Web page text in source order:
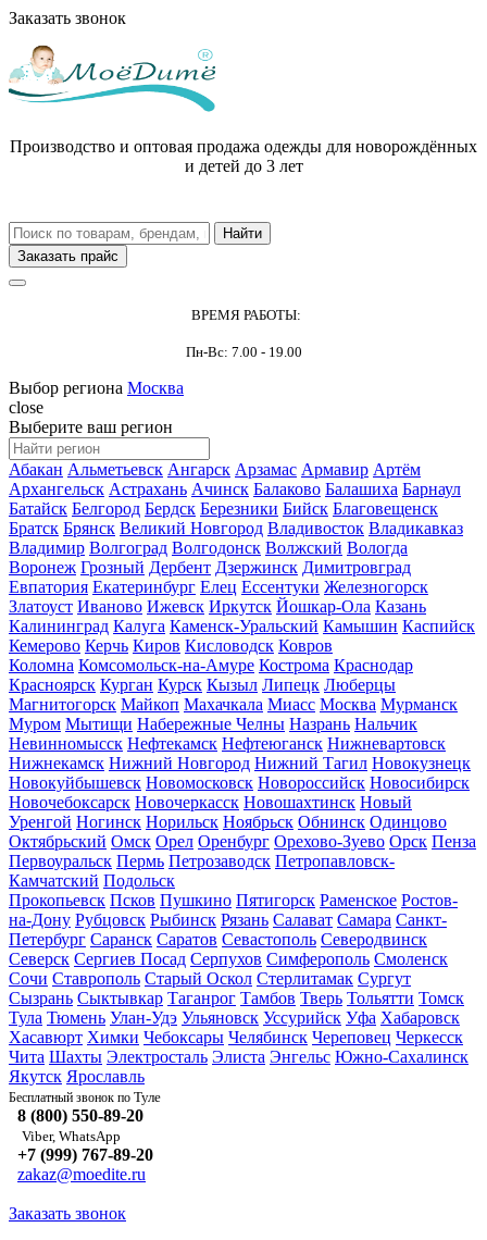
Заказать звонок
Производство и оптовая продажа одежды для новорождённых
и детей до 3 лет
Заказать прайс
ВРЕМЯ РАБОТЫ:
Пн-Вс: 7.00 - 19.00
Выбор региона Москва
close
Выберите ваш регион
Абакан Альметьевск Ангарск Арзамас Армавир Артём
Архангельск Астрахань Ачинск Балаково Балашиха Барнаул
Батайск Белгород Бердск Березники Бийск Благовещенск
Братск Брянск Великий Новгород Владивосток Владикавказ
Владимир Волгоград Волгодонск Волжский Вологда
Воронеж Грозный Дербент Дзержинск Димитровград
Евпатория Екатеринбург Елец Ессентуки Железногорск
Златоуст Иваново Ижевск Иркутск Йошкар-Ола Казань
Калининград Калуга Каменск-Уральский Камышин Каспийск
Кемерово Керчь Киров Кисловодск Ковров
Коломна Комсомольск-на-Амуре Кострома Краснодар
Красноярск Курган Курск Кызыл Липецк Люберцы
Магнитогорск Майкоп Махачкала Миасс Москва Мурманск
Муром Мытищи Набережные Челны Назрань Нальчик
Невинномысск Нефтекамск Нефтеюганск Нижневартовск
Нижнекамск Нижний Новгород Нижний Тагил Новокузнецк
Новокуйбышевск Новомосковск Новороссийск Новосибирск
Новочебоксарск Новочеркасск Новошахтинск Новый
Уренгой Ногинск Норильск Ноябрьск Обнинск Одинцово
Октябрьский Омск Орел Оренбург Орехово-Зуево Орск Пенза
Первоуральск Пермь Петрозаводск Петропавловск-
Камчатский Подольск
Прокопьевск Псков Пушкино Пятигорск Раменское Ростов-
на-Дону Рубцовск Рыбинск Рязань Салават Самара Санкт-
Петербург Саранск Саратов Севастополь Северодвинск
Северск Сергиев Посад Серпухов Симферополь Смоленск
Сочи Ставрополь Старый Оскол Стерлитамак Сургут
Сызрань Сыктывкар Таганрог Тамбов Тверь Тольятти Томск
Тула Тюмень Улан-Удэ Ульяновск Уссурийск Уфа Хабаровск
Хасавюрт Химки Чебоксары Челябинск Череповец Черкесск
Чита Шахты Электросталь Элиста Энгельс Южно-Сахалинск
Якутск Ярославль
Бесплатный звонок по Туле
8 (800) 550-89-20
Viber, WhatsApp
+7 (999) 767-89-20
zakaz@moedite.ru
Заказать звонок